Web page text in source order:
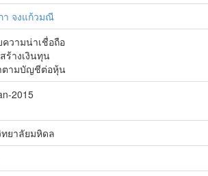
จงแก้วมณี
วามน่าเชื่อถือ
ร้างเงินทุน
ตามบัญชีต่อหุ้น
2015
ยาลัยมหิดล